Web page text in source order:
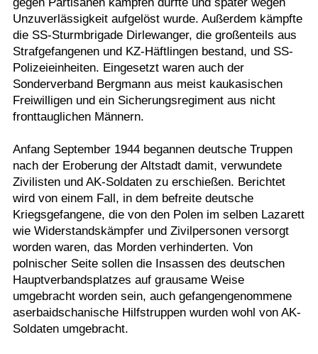
Unzuverlässigkeit aufgelöst wurde. Außerdem kämpfte
die SS-Sturmbrigade Dirlewanger, die großenteils aus
Strafgefangenen und KZ-Häftlingen bestand, und SS-
Polizeieinheiten. Eingesetzt waren auch der
Sonderverband Bergmann aus meist kaukasischen
Freiwilligen und ein Sicherungsregiment aus nicht
fronttauglichen Männern.
Anfang September 1944 begannen deutsche Truppen
nach der Eroberung der Altstadt damit, verwundete
Zivilisten und AK-Soldaten zu erschießen. Berichtet
wird von einem Fall, in dem befreite deutsche
Kriegsgefangene, die von den Polen im selben Lazarett
wie Widerstandskämpfer und Zivilpersonen versorgt
worden waren, das Morden verhinderten. Von
polnischer Seite sollen die Insassen des deutschen
Hauptverbandsplatzes auf grausame Weise
umgebracht worden sein, auch gefangengenommene
aserbaidschanische Hilfstruppen wurden wohl von AK-
Soldaten umgebracht.